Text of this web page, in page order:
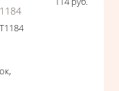
,
Цена